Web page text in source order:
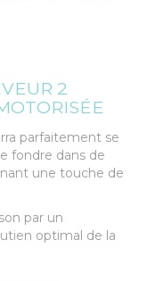
2
parfaitement se
fondre dans de
une touche de
par un
optimal de la